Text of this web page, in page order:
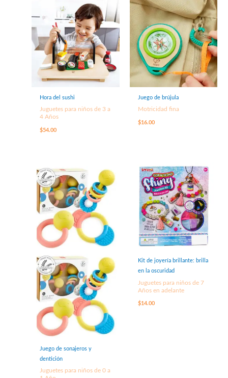
Hora del sushi
Juguetes para niños de 3 a
4 Años
$54.00
Juego de brújula
Motricidad fina
$16.00
Juego de sonajeros y
dentición
Juguetes para niños de 0 a
Kit de joyería brillante: brilla
en la oscuridad
Juguetes para niños de 7
Años en adelante
$14.00